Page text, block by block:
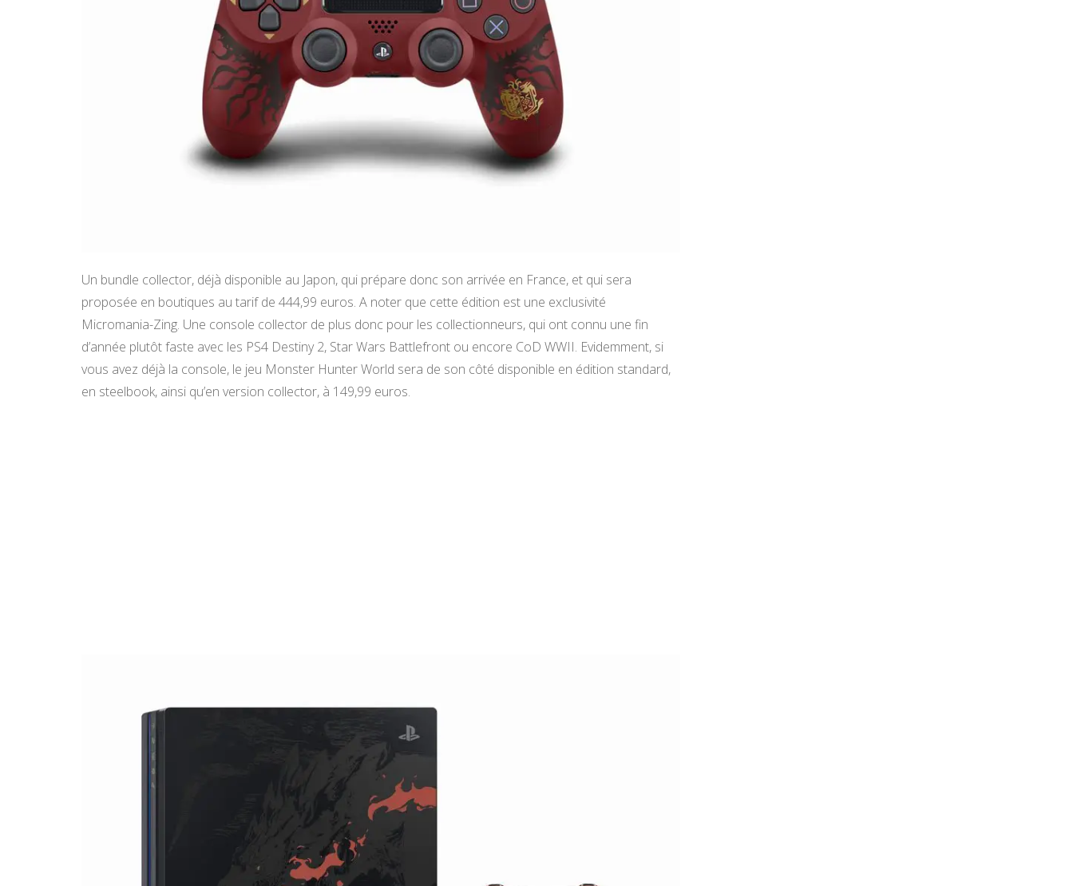
Un bundle collector, déjà disponible au Japon, qui prépare donc son arrivée en France, et qui sera
proposée en boutiques au tarif de 444,99 euros. A noter que cette édition est une exclusivité
Micromania-Zing. Une console collector de plus donc pour les collectionneurs, qui ont connu une fin
d’année plutôt faste avec les PS4 Destiny 2, Star Wars Battlefront ou encore CoD WWII. Evidemment, si
vous avez déjà la console, le jeu Monster Hunter World sera de son côté disponible en édition standard,
en steelbook, ainsi qu’en version collector, à 149,99 euros.